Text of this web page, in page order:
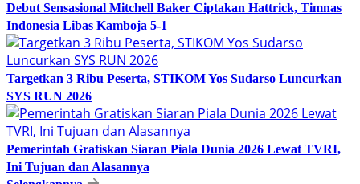
Debut Sensasional Mitchell Baker Ciptakan Hattrick, Timnas
Indonesia Libas Kamboja 5-1
Targetkan 3 Ribu Peserta, STIKOM Yos Sudarso Luncurkan
SYS RUN 2026
Pemerintah Gratiskan Siaran Piala Dunia 2026 Lewat TVRI,
Ini Tujuan dan Alasannya